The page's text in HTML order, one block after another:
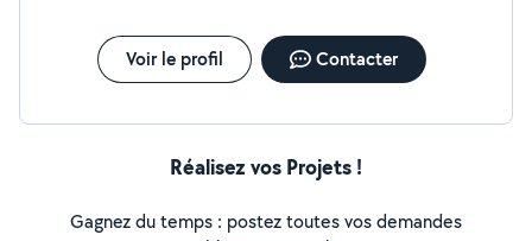
Voir le profil Contacter
Réalisez vos Projets !
Gagnez du temps : postez toutes vos demandes